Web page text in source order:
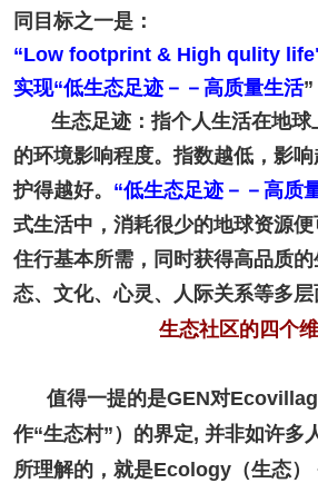
同目标之一是：
“Low footprint & High qulity
实现“低生态足迹－－高质量生活”
生态足迹：指个人生活在地
的环境影响程度。指数越低，影
护得越好。 “低生态足迹－－高质
式生活中，消耗很少的地球资源
住行基本所需，同时获得高品质
态、文化、心灵、人际关系等多层
生态社区的四个
值得一提的是GEN对
作“生态村”）的界定, 并非如许多
所理解的，就是Ecology（生态